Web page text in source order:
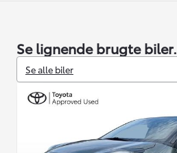
Se lignende brugte biler.
Se alle biler